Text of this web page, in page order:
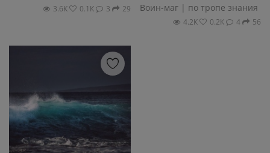
3.6К 0.1К 3 29
Воин-маг | по тропе знания
4.2К 0.2К 4 56